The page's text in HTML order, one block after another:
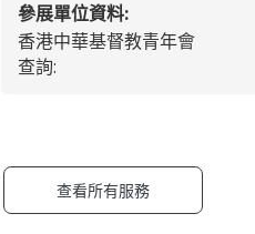
參展單位資料:
香港中華基督教青年會
查詢:
查看所有服務